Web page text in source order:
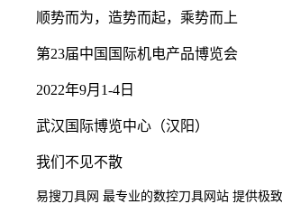
顺势而为，造势而起，乘势而上
第23届中国国际机电产品博览会
2022年9月1-4日
武汉国际博览中心（汉阳）
我们不见不散
易搜刀具网 最专业的数控刀具网站 提供极